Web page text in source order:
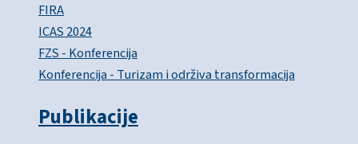
FIRA
ICAS 2024
FZS - Konferencija
Konferencija - Turizam i održiva transformacija
Publikacije